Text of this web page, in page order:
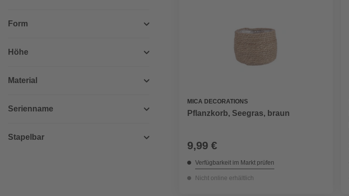
Form
Höhe
Material
Serienname
Stapelbar
MICA DECORATIONS
Pflanzkorb, Seegras, braun
9,99 €
Verfügbarkeit im Markt prüfen
Nicht online erhältlich